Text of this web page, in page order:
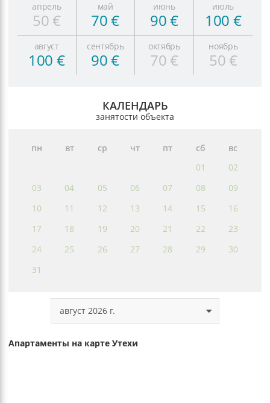
апрель
50 €
май
70 €
июнь
90 €
июль
100 €
август
100 €
сентябрь
90 €
октябрь
70 €
ноябрь
50 €
КАЛЕНДАРЬ
занятости объекта
пн вт ср чт пт сб
вс
01
02
03
04 05 06 07 08
09
10
11 12 13 14 15
16
17
18 19 20 21 22
23
24
25 26 27 28 29
30
31
август 2026 г.
Апартаменты на карте Утехи